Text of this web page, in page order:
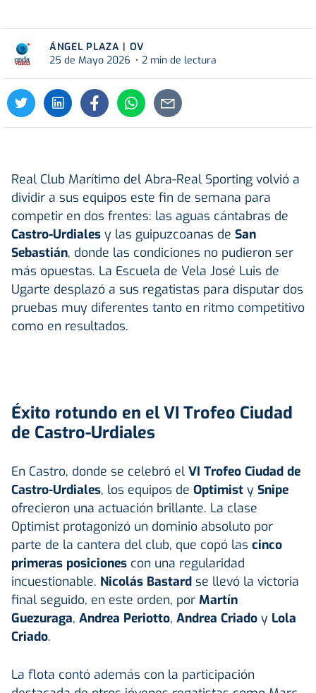
ÁNGEL PLAZA | OV
25 de Mayo 2026
2 min de lectura
Real Club Marítimo del Abra-Real Sporting volvió a
dividir a sus equipos este fin de semana para
competir en dos frentes: las aguas cántabras de
Castro-Urdiales y las guipuzcoanas de San
Sebastián, donde las condiciones no pudieron ser
más opuestas. La Escuela de Vela José Luis de
Ugarte desplazó a sus regatistas para disputar dos
pruebas muy diferentes tanto en ritmo competitivo
como en resultados.
Éxito rotundo en el VI Trofeo Ciudad
de Castro-Urdiales
En Castro, donde se celebró el VI Trofeo Ciudad de
Castro-Urdiales, los equipos de Optimist y Snipe
ofrecieron una actuación brillante. La clase
Optimist protagonizó un dominio absoluto por
parte de la cantera del club, que copó las cinco
primeras posiciones con una regularidad
incuestionable. Nicolás Bastard se llevó la victoria
final seguido, en este orden, por Martín
Guezuraga, Andrea Periotto, Andrea Criado y Lola
Criado.
La flota contó además con la participación